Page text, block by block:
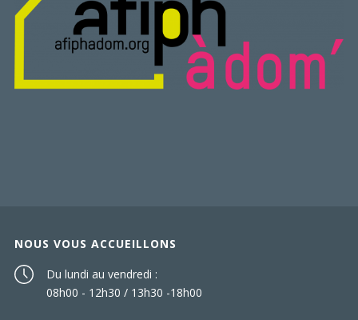
NOUS VOUS ACCUEILLONS
Du lundi au vendredi :
08h00 - 12h30 / 13h30 -18h00